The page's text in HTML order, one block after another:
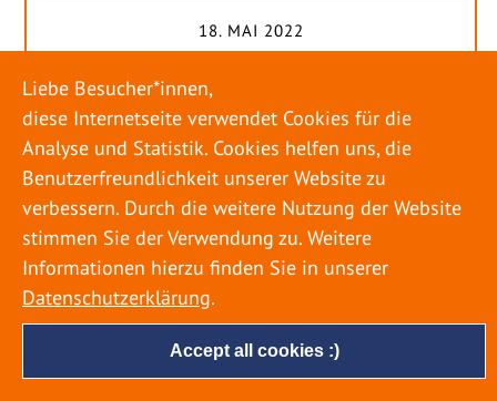
18. MAI 2022
genießen ihren Urlaub. Dabei zieht es die Einen
weiter weg, die Anderen bleiben dann doch
lieber in der Heimat. Wenn Sie für eine längere
Zeit wegfahren möchten, gibt es einige Dinge zu
beachten, damit nicht anschließend eine böse
Überraschung auf Sie wartet. Um einen
möglichst entspannten Urlaub zu […]
Accept all cookies :)
Liebe Besucher*innen,
diese Internetseite verwendet Cookies für die
Analyse und Statistik. Cookies helfen uns, die
Benutzerfreundlichkeit unserer Website zu
verbessern. Durch die weitere Nutzung der Website
stimmen Sie der Verwendung zu. Weitere
Informationen hierzu finden Sie in unserer
Datenschutzerklärung.